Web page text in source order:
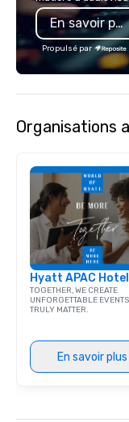
En savoir plus
Propulsé par
Organisations
Hyatt APAC
TOGETHER, WE CREATE
UNFORGETTABLE
TRULY MATTER.
En savoir plus